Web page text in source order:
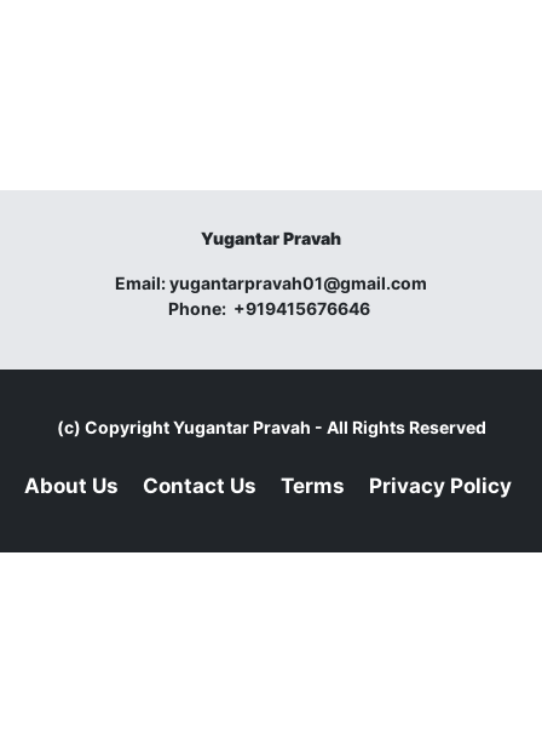
Yugantar Pravah
Email:yugantarpravah01@gmail.com
Phone: +919415676646
(c) CopyrightYugantar Pravah - All Rights Reserved
About Us Contact Us Terms Privacy Policy